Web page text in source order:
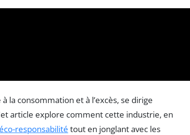
la consommation et à l’excès, se dirige
article explore comment cette industrie, en
responsabilité tout en jonglant avec les